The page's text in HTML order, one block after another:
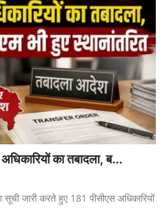
का तबादला, ब...
जारी करते हुए 181 पीसीएस अधिकारियों